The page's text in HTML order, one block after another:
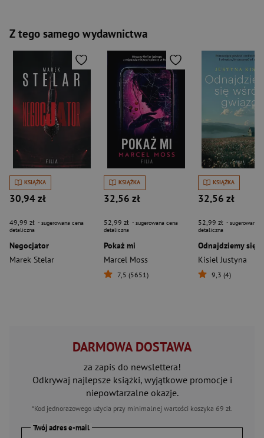
Z tego samego wydawnictwa
KSIĄŻKA
30,94 zł
49,99 zł - sugerowana cena
detaliczna
Negocjator
Marek Stelar
KSIĄŻKA
32,56 zł
52,99 zł - sugerowana cena
detaliczna
Pokaż mi
Marcel Moss
7,5 (5651)
KSIĄŻKA
32,56 zł
52,99 zł - sugerowana
detaliczna
Kisiel Justyna
9,3 (4)
DARMOWA DOSTAWA
za zapis do newslettera!
Odkrywaj najlepsze książki, wyjątkowe promocje i
niepowtarzalne okazje.
*Kod jednorazowego użycia przy minimalnej wartości koszyka 69 zł.
Twój adres e-mail